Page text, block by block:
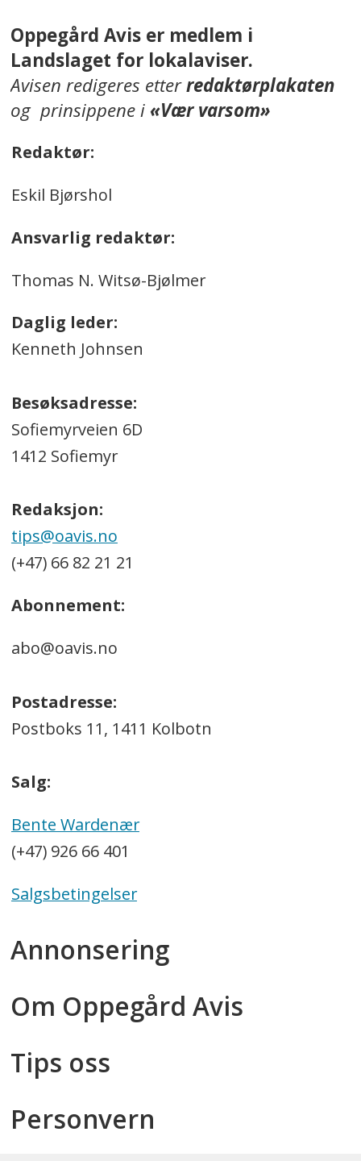
Oppegård Avis er medlem i
Landslaget for lokalaviser.
Avisen redigeres etterredaktørplakaten
og prinsippene i«Vær varsom»
Redaktør:
Eskil Bjørshol
Ansvarlig redaktør:
Thomas N. Witsø-Bjølmer
Daglig leder:
Kenneth Johnsen
Besøksadresse:
Sofiemyrveien 6D
1412 Sofiemyr
Redaksjon:
tips@oavis.no
(+47) 66 82 21 21
Abonnement:
abo@oavis.no
Postadresse:
Postboks 11, 1411 Kolbotn
Salg:
Bente Wardenær
(+47) 926 66 401
Salgsbetingelser
Annonsering
Om Oppegård Avis
Tips oss
Personvern